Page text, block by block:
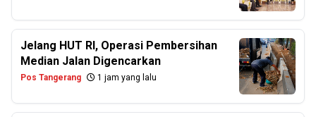
Jelang HUT RI, Operasi Pembersihan
Median Jalan Digencarkan
Pos Tangerang 1 jam yang lalu